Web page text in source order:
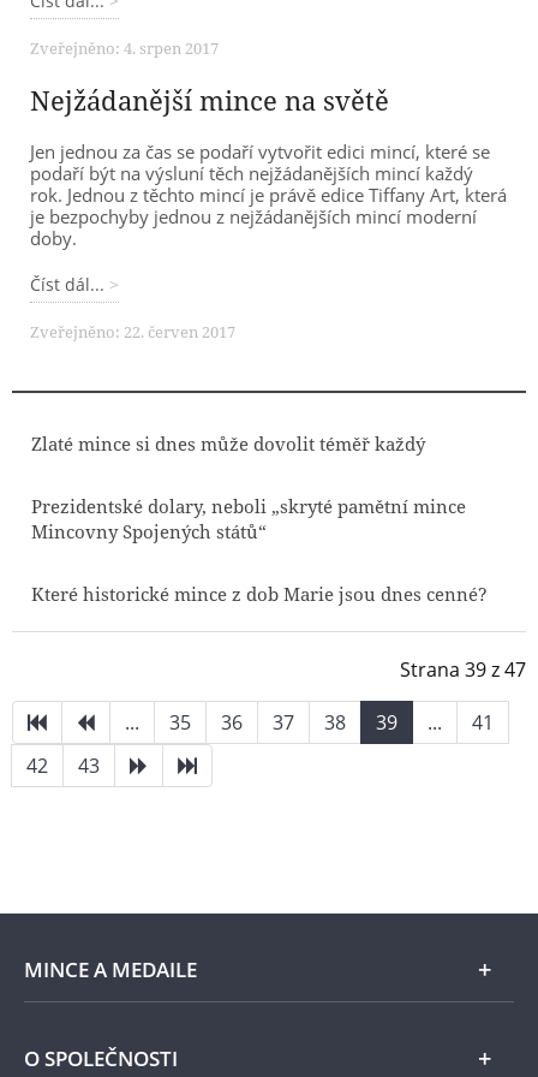
Zveřejněno: 4. srpen 2017
Nejžádanější mince na světě
Jen jednou za čas se podaří vytvořit edici mincí, které se
podaří být na výsluní těch nejžádanějších mincí každý
rok. Jednou z těchto mincí je právě edice Tiffany Art, která
je bezpochyby jednou z nejžádanějších mincí moderní
doby.
Číst dál...
Zveřejněno: 22. červen 2017
Zlaté mince si dnes může dovolit téměř každý
Prezidentské dolary, neboli „skryté pamětní mince
Mincovny Spojených států“
Které historické mince z dob Marie jsou dnes cenné?
Strana 39 z 47
...
35 36 37 38 39 ...
41
42
43
MINCE A MEDAILE
E-shop
O SPOLEČNOSTI